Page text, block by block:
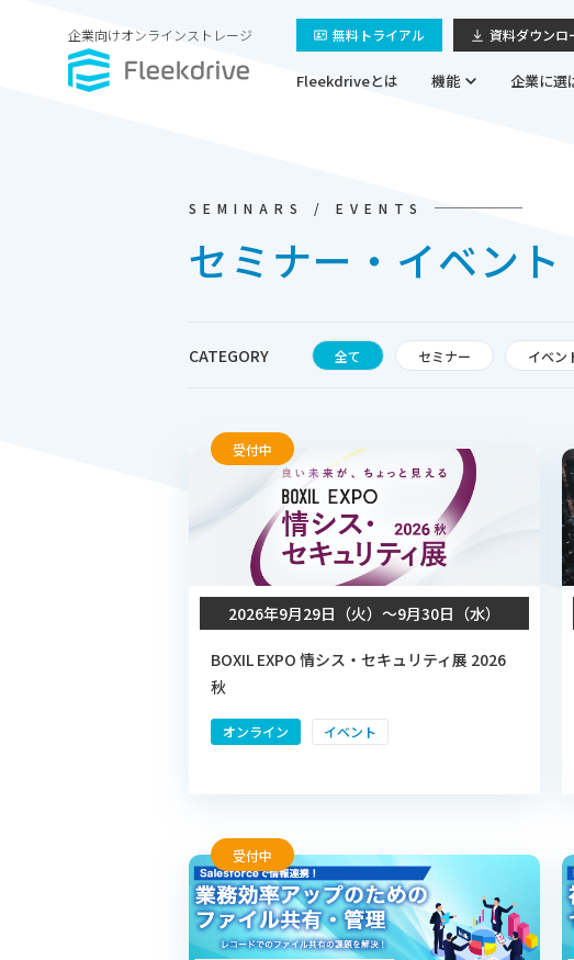
企業向けオンラインストレージ 無料トライアル 資料ダウンロ
Fleekdriveとは 機能 企業に選
SEMINARS / EVENTS
セミナー・イベント
CATEGORY 全て セミナー イベン
受付中
2026年9月29日（火）〜9月30日（水）
BOXIL EXPO 情シス・セキュリティ展 2026
秋
オンライン イベント
受付中